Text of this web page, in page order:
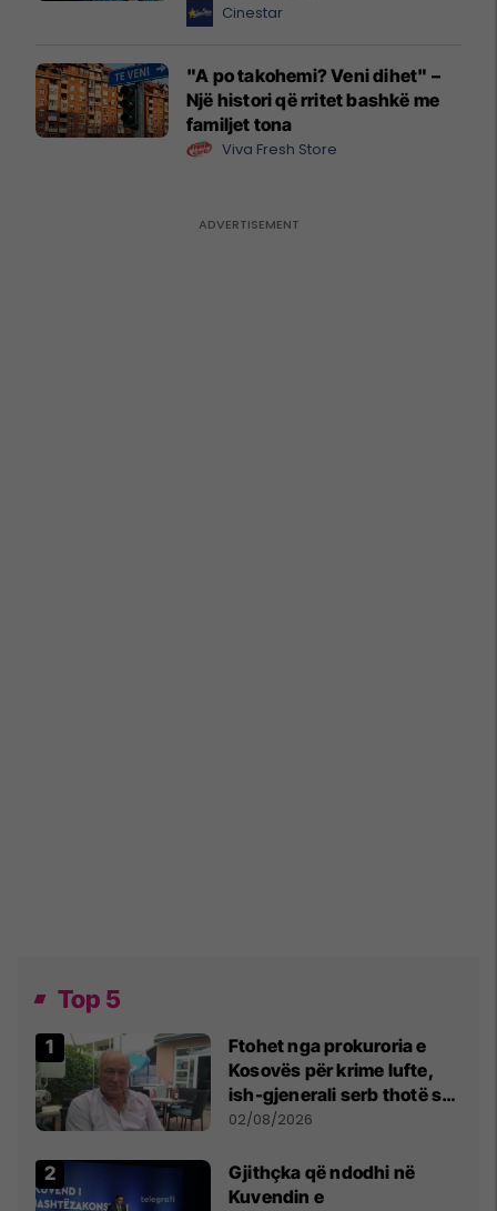
Cinestar
"A po takohemi? Veni dihet" –
Një histori që rritet bashkë me
familjet tona
Viva Fresh Store
Top 5
Ftohet nga prokuroria e
Kosovës për krime lufte,
ish-gjenerali serb thotë se
dikush e tradhtoi në
02/08/2026
Gjithçka që ndodhi në
Kuvendin e